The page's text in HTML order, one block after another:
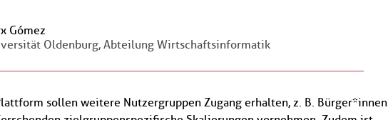
Gómez
Oldenburg, Abteilung Wirtschaftsinformatik
sollen weitere Nutzergruppen Zugang erhalten, z. B. Bürger*innen